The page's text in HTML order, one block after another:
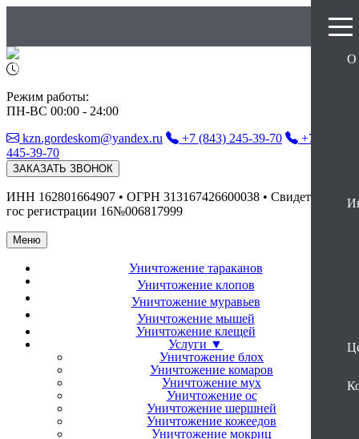
О
Режим работы:
ПН-ВС 00:00 - 24:00
kzn.gordeskom@yandex.ru
+7 (843) 245-39-70
+7 (927)
445-39-70
ЗАКАЗАТЬ ЗВОНОК
ИНН 162801664907 • ОГРН 313167426600038 • Свидетельство
гос регистрации 16№006817999
Меню
Уничтожение тараканов
Уничтожение клопов
Уничтожение муравьев
Уничтожение мышей
Уничтожение клещей
Услуги ▼
Уничтожение блох
Уничтожение комаров
Уничтожение мух
Уничтожение ос
Уничтожение шершней
Уничтожение кожеедов
Уничтожение мокриц